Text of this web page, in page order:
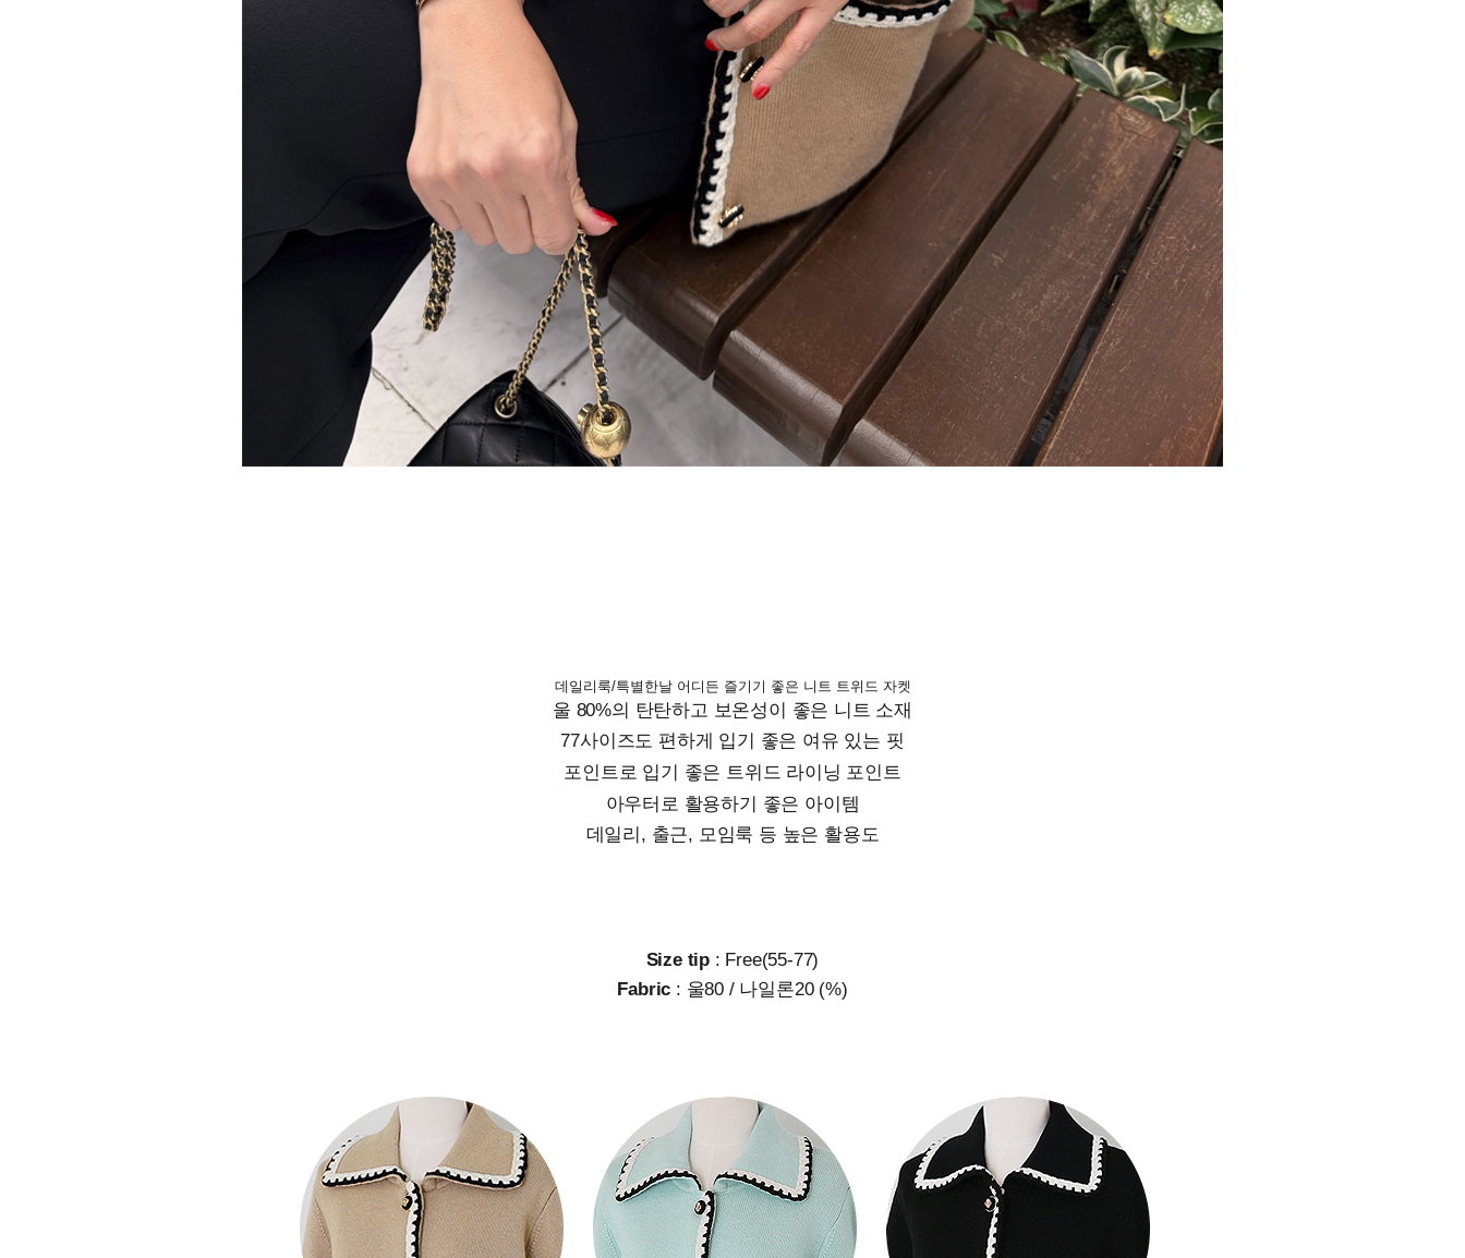
데일리룩/특별한날 어디든 즐기기 좋은 니트 트위드 자켓
울 80%의 탄탄하고 보온성이 좋은 니트 소재
77사이즈도 편하게 입기 좋은 여유 있는 핏
포인트로 입기 좋은 트위드 라이닝 포인트
아우터로 활용하기 좋은 아이템
데일리, 출근, 모임룩 등 높은 활용도
Size tip : Free(55-77)
Fabric : 울80 / 나일론20 (%)